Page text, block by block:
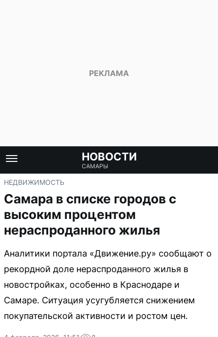
НОВОСТИ
САМАРЫ
НЕДВИЖИМОСТЬ
Самара в списке городов с
высоким процентом
нераспроданного жилья
Аналитики портала «Движение.ру» сообщают о
рекордной доле нераспроданного жилья в
новостройках, особенно в Краснодаре и
Самаре. Ситуация усугубляется снижением
покупательской активности и ростом цен.